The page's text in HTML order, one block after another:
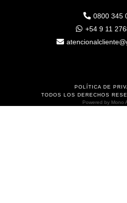
0800 345
+54 9 11
POLÍTICA DE
TODOS LOS DERECHOS
Powered by Mono